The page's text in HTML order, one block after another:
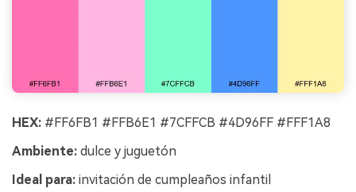
HEX: #FF6FB1 #FFB6E1 #7CFFCB #4D96FF #FFF1A8
Ambiente: dulce y juguetón
Ideal para: invitación de cumpleaños infantil